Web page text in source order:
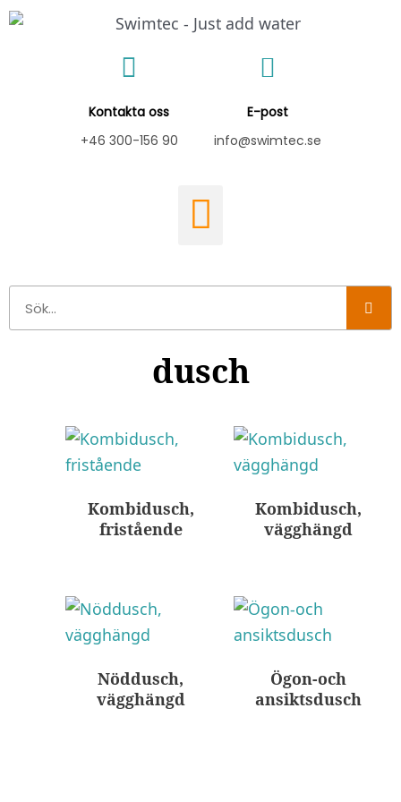
Hoppa
Kontakta oss
+46 300-156 90
E-post
info@swimtec.se
dusch
Kombidusch,
fristående
Kombidusch,
vägghängd
Nöddusch,
vägghängd
Ögon-och
ansiktsdusch